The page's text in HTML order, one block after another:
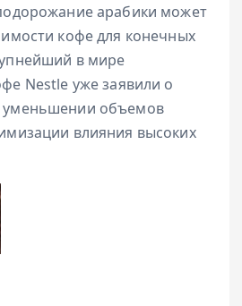
арабики может
кофе для конечных
в мире
Nestle уже заявили о
объемов
влияния высоких